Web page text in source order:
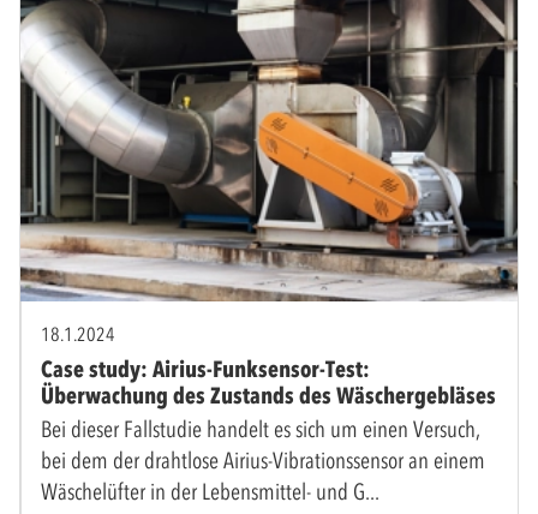
18.1.2024
Case study: Airius-Funksensor-Test:
Überwachung des Zustands des Wäschergebläses
Bei dieser Fallstudie handelt es sich um einen Versuch,
bei dem der drahtlose Airius-Vibrationssensor an einem
Wäschelüfter in der Lebensmittel- und G